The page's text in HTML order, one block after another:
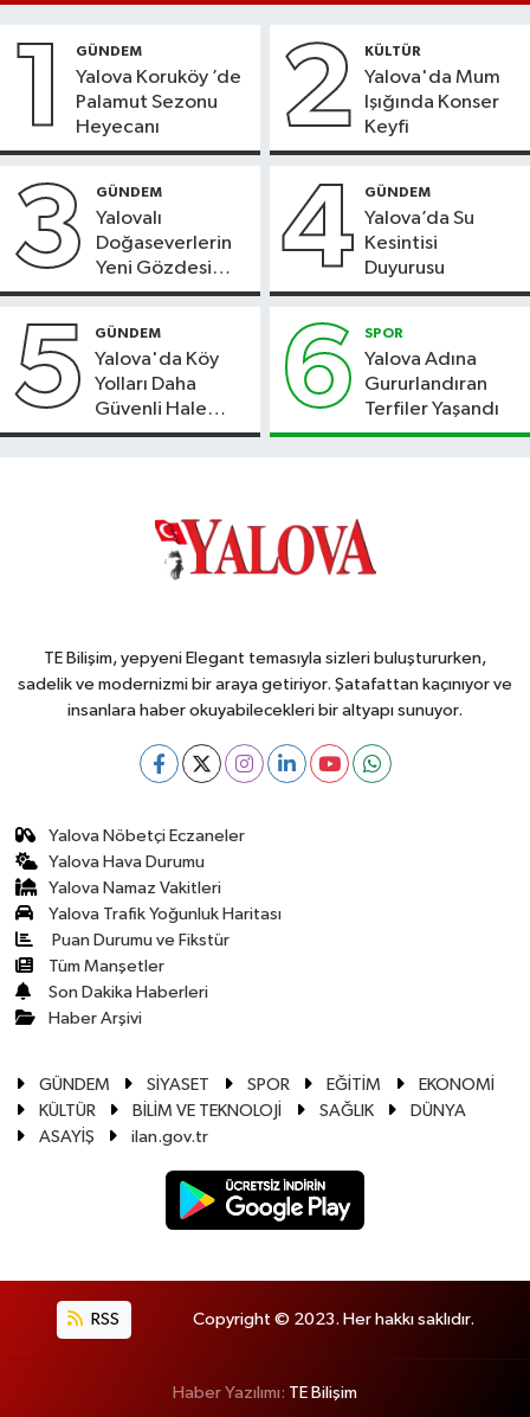
1 GÜNDEM
Yalova Koruköy ’de
Palamut Sezonu
Heyecanı
2 KÜLTÜR
Yalova'da Mum
Işığında Konser
Keyfi
3 GÜNDEM
Yalovalı
Doğaseverlerin
Yeni Gözdesi
Bolu'daki Meyve
4 GÜNDEM
Yalova’da Su
Kesintisi
Duyurusu
5 GÜNDEM
Yalova'da Köy
Yolları Daha
Güvenli Hale
Geliyor
6 SPOR
Yalova Adına
Gururlandıran
Terfiler Yaşandı
TE Bilişim, yepyeni Elegant temasıyla sizleri buluştururken,
sadelik ve modernizmi bir araya getiriyor. Şatafattan kaçınıyor ve
insanlara haber okuyabilecekleri bir altyapı sunuyor.
Yalova Nöbetçi Eczaneler
Yalova Hava Durumu
Yalova Namaz Vakitleri
Yalova Trafik Yoğunluk Haritası
Puan Durumu ve Fikstür
Tüm Manşetler
Son Dakika Haberleri
Haber Arşivi
GÜNDEM SİYASET SPOR EĞİTİM
EKONOMİ
KÜLTÜR
BİLİM VE TEKNOLOJİ SAĞLIK
DÜNYA
ASAYİŞ
ilan.gov.tr
RSS Copyright © 2023. Her hakkı saklıdır.
Haber Yazılımı: TE Bilişim